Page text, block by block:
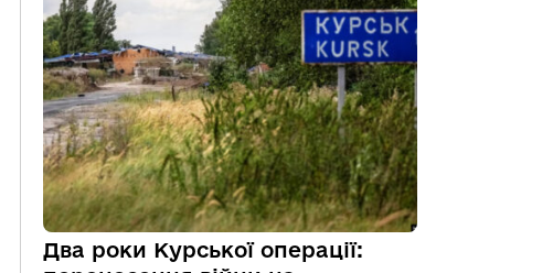
Два роки Курської операції: